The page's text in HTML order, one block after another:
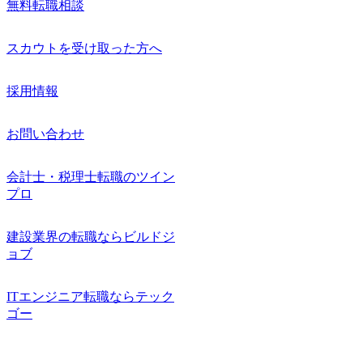
無料転職相談
スカウトを受け取った方へ
採用情報
お問い合わせ
会計士・税理士転職のツイン
プロ
建設業界の転職ならビルドジ
ョブ
ITエンジニア転職ならテック
ゴー